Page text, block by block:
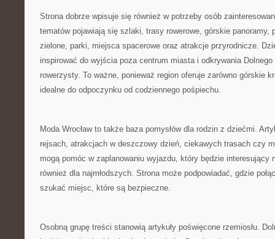
Strona dobrze wpisuje się również w potrzeby osób
tematów pojawiają się szlaki, trasy rowerowe, górskie panoramy,
zielone, parki, miejsca spacerowe oraz atrakcje przyrodnicze.
inspirować do wyjścia poza centrum miasta i odkrywania
rowerzysty. To ważne, ponieważ region oferuje zarówno górskie
idealne do odpoczynku od codziennego pośpiechu.
Moda Wrocław to także baza pomysłów dla rodzin z dziećmi.
rejsach, atrakcjach w deszczowy dzień, ciekawych trasach czy
mogą pomóc w zaplanowaniu wyjazdu, który będzie interesujący
również dla najmłodszych. Strona może podpowiadać, gdzie
szukać miejsc, które są bezpieczne.
Osobną grupę treści stanowią artykuły poświęcone rzemiosłu.